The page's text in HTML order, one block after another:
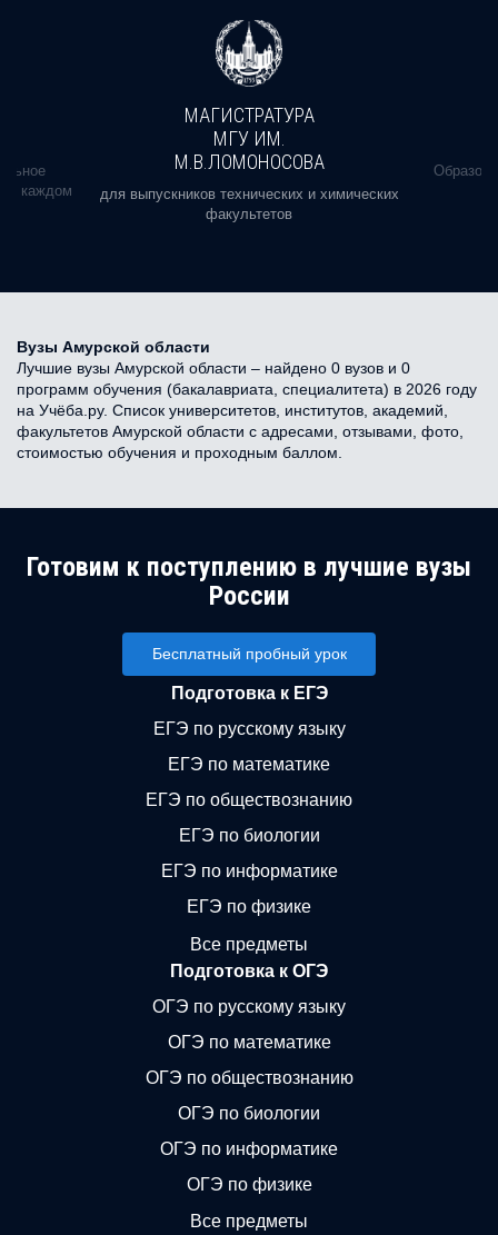
в каждом
МАГИСТРАТУРА
МГУ ИМ.
М.В.ЛОМОНОСОВА
для выпускников технических и химических
факультетов
Вузы Амурской области
Лучшие вузы Амурской области – найдено 0 вузов и 0
программ обучения (бакалавриата, специалитета) в 2026 году
на Учёба.ру. Список университетов, институтов, академий,
факультетов Амурской области с адресами, отзывами, фото,
стоимостью обучения и проходным баллом.
Готовим к поступлению в лучшие вузы
России
Бесплатный пробный урок
Подготовка к ЕГЭ
ЕГЭ по русскому языку
ЕГЭ по математике
ЕГЭ по обществознанию
ЕГЭ по биологии
ЕГЭ по информатике
ЕГЭ по физике
Все предметы
Подготовка к ОГЭ
ОГЭ по русскому языку
ОГЭ по математике
ОГЭ по обществознанию
ОГЭ по биологии
ОГЭ по информатике
ОГЭ по физике
Все предметы